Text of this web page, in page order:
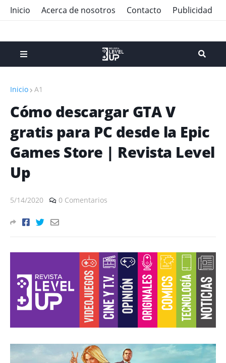
Inicio Acerca de nosotros Contacto Publicidad
Inicio A1
Cómo descargar GTA V
gratis para PC desde la Epic
Games Store | Revista Level
Up
5/14/2020 0 Comentarios